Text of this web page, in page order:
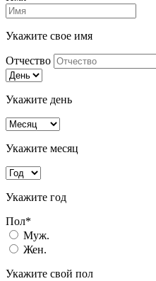
Укажите свое имя
Отчество
Укажите день
Укажите месяц
Укажите год
Пол*
Муж.
Жен.
Укажите свой пол